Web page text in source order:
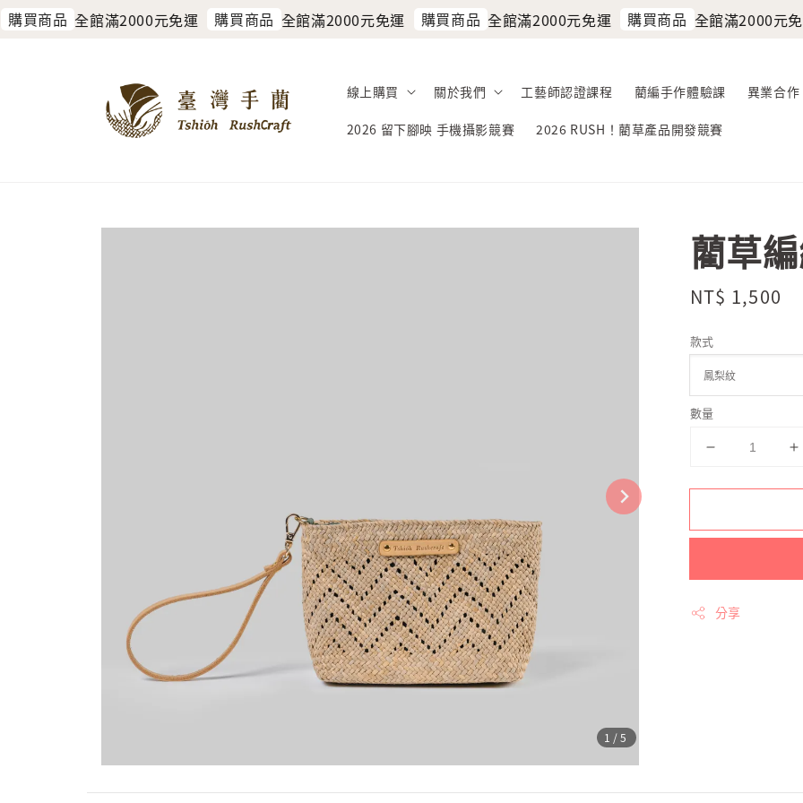
買商品 全館滿2000元免運 購買商品 全館滿2000元免運 購買商品 全館滿2000元免運 購買商品 全館滿2000元免運
線上購買 關於我們 工藝師認證課程 藺編手作體驗課 異業合作
2026 留下腳映 手機攝影競賽 2026 RUSH！藺草產品開發競賽
1 /5
藺草
Regular
NT$ 1,500
款式
數量
分享